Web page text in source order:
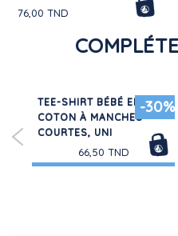
76,00 TND
-30%
TEE-SHIRT BÉBÉ EN
COTON À MANCHES
COURTES, UNI
66,50 TND